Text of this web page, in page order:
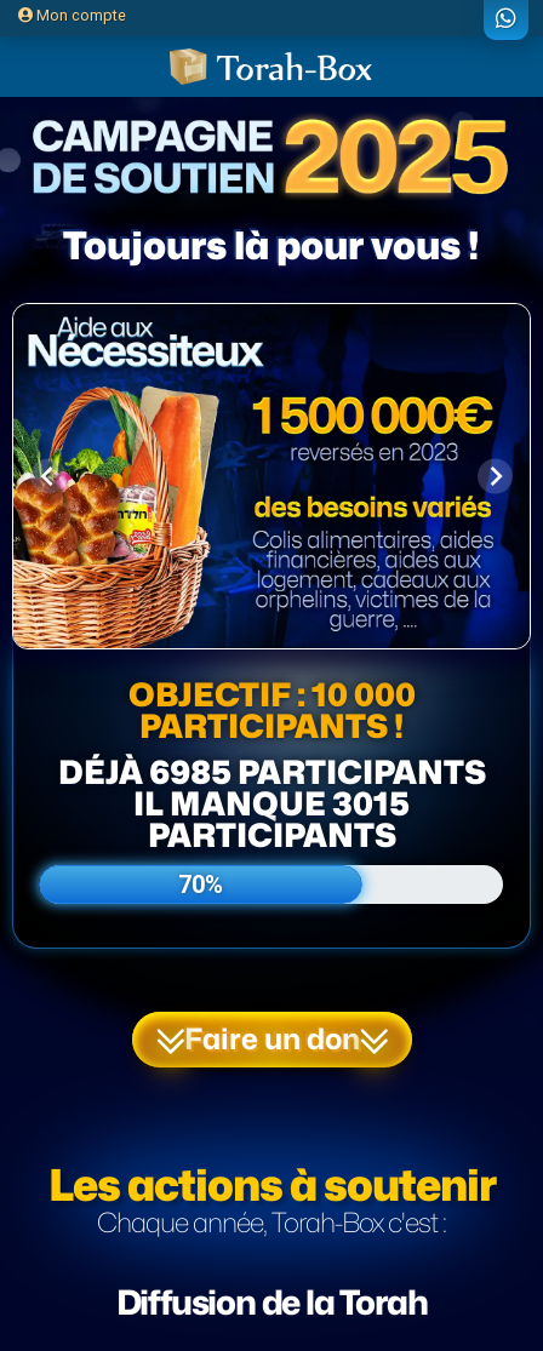
Mon compte
Toujours là pour vous !
OBJECTIF : 10 000
PARTICIPANTS !
DÉJÀ 6985 PARTICIPANTS
IL MANQUE 3015
PARTICIPANTS
70%
Faire un don
Les actions à soutenir
Chaque année, Torah-Box c'est :
Diffusion de la Torah